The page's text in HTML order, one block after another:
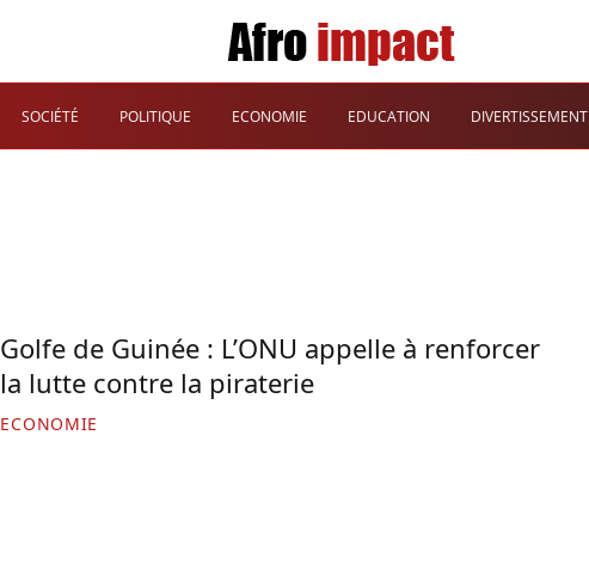
SOCIÉTÉ POLITIQUE ECONOMIE EDUCATION DIVERTISSEMENT
Golfe de Guinée : L’ONU appelle à renforcer
la lutte contre la piraterie
ECONOMIE